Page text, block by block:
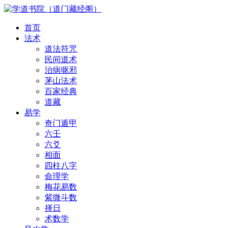
首页
法术
道法符咒
民间道术
治病驱邪
茅山法术
百家经典
道藏
易学
奇门遁甲
六壬
六爻
相面
四柱八字
命理学
梅花易数
紫微斗数
择日
术数学